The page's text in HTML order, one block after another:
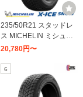
235/50R21 スタッドレ
ス MICHELIN ミシュラ
ン X-ICE SNOW 235/50-
20,780円〜
6